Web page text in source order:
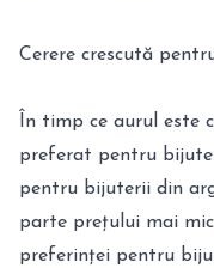
Cerere crescută
În timp ce aurul este
preferat pentru
pentru bijuterii din
parte prețului mai
preferinței pentru